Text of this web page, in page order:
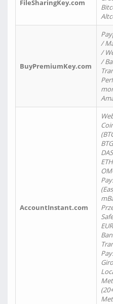
FileSharingKey.com
BuyPremiumKey.com
/
/
/
AccountInstant.com
(20+